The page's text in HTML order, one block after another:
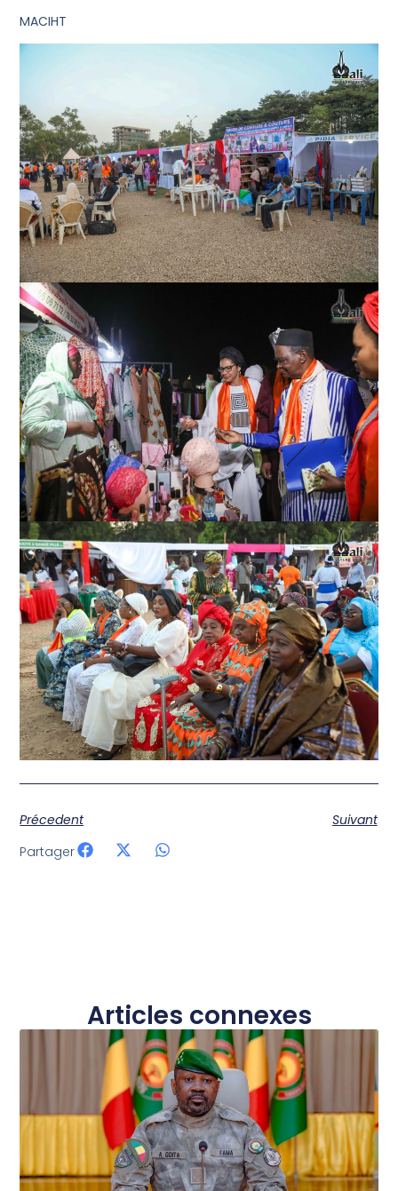
MACIHT
Précedent
Suivant
Partager
Articles connexes